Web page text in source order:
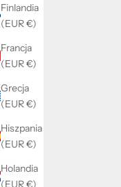
Finlandia
(EUR €)
Francja
(EUR €)
Grecja
(EUR €)
Hiszpania
(EUR €)
Holandia
(EUR €)